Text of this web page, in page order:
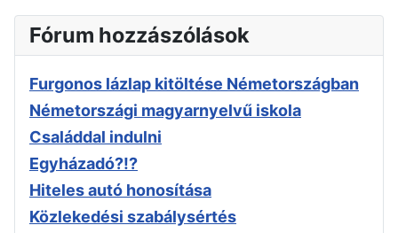
Fórum hozzászólások
Furgonos lázlap kitöltése Németországban
Németországi magyarnyelvű iskola
Családdal indulni
Egyházadó?!?
Hiteles autó honosítása
Közlekedési szabálysértés
Állatorvos
Urológus
Környezetvédelmi zóna
Kardiológus
Adatok betöltése...